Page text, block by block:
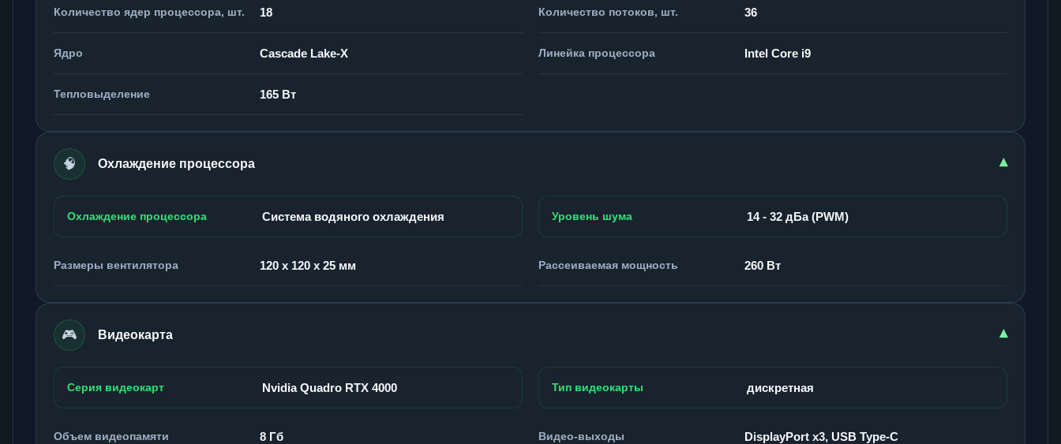
Количество ядер процессора, шт. 18 Количество потоков, шт. 36
Ядро Cascade Lake-X Линейка процессора Intel Core i9
Тепловыделение 165 Вт
🧠 Охлаждение процессора ▾
Охлаждение процессора Система водяного охлаждения Уровень шума 14 - 32 дБа (PWM)
Размеры вентилятора 120 x 120 x 25 мм Рассеиваемая мощность 260 Вт
🎮 Видеокарта ▾
Серия видеокарт Nvidia Quadro RTX 4000 Тип видеокарты дискретная
Объем видеопамяти 8 Гб Видео-выходы DisplayPort x3, USB Type-C